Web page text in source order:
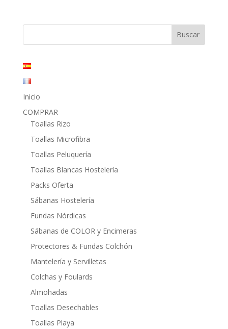
era:
es:
Inicio
COMPRAR
Toallas Rizo
Toallas Microfibra
Toallas Peluquería
Toallas Blancas Hostelería
Packs Oferta
Sábanas Hostelería
Fundas Nórdicas
Sábanas de COLOR y Encimeras
Protectores & Fundas Colchón
Mantelería y Servilletas
Colchas y Foulards
Almohadas
Toallas Desechables
Toallas Playa